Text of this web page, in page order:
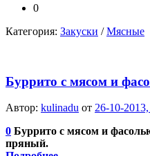
0
Категория: Закуски /Мясные
Буррито с мясом и
Автор: kulinadu от 26-10-
0 Буррито с мясом и
пряный.